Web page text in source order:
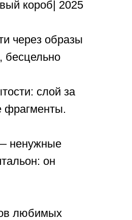
короб| 2025
через образы
бесцельно
слой за
фрагменты.
ненужные
он
любимых